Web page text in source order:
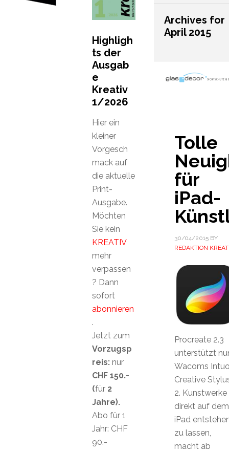
Archives for
April 2015
Tolle
für
iPad-
30/04/2015BY
REDAKTION
Procreate 2.3
unterstützt
Wacoms
Creative
2. Kunstwerke
direkt auf dem
iPad
zu lassen,
macht ab
Highligh
ts der
Ausgab
e
Kreativ
1/2026
Hier ein
kleiner
Vorgesch
mack auf
die aktuelle
Print-
Ausgabe.
Möchten
Sie kein
KREATIV
mehr
verpassen
? Dann
sofort
abonnieren
.
Jetzt zum
Vorzugsp
reis: nur
CHF 150.-
(für 2
Jahre).
Abo für 1
Jahr: CHF
90.-